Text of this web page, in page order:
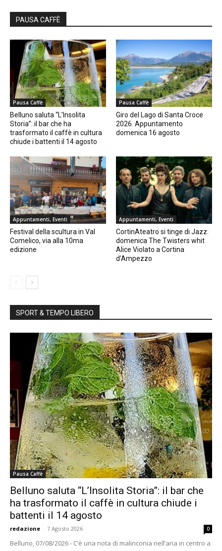
PAUSA CAFFÈ
Pausa Caffè
Belluno saluta “L’Insolita
Storia”: il bar che ha
trasformato il caffè in cultura
chiude i battenti il 14 agosto
Pausa Caffè
Giro del Lago di Santa Croce
2026. Appuntamento
domenica 16 agosto
Appuntamenti, Eventi
Festival della scultura in Val
Comelico, via alla 10ma
edizione
Appuntamenti, Eventi
CortinAteatro si tinge di Jazz:
domenica The Twisters whit
Alice Violato a Cortina
d’Ampezzo
SPORT & TEMPO LIBERO
Pausa Caffè
Belluno saluta “L’Insolita Storia”: il bar che
ha trasformato il caffè in cultura chiude i
battenti il 14 agosto
redazione - 7 Agosto 2026 0
Belluno, 07/08/2026 - C’è una nota di malinconia nell’aria in centro a